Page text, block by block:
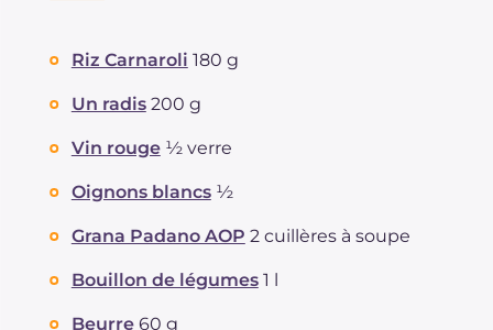
Riz Carnaroli 180 g
Un radis 200 g
Vin rouge ½ verre
Oignons blancs ½
Grana Padano AOP 2 cuillères à soupe
Bouillon de légumes 1 l
Beurre 60 g